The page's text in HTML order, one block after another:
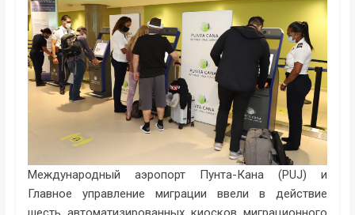
Международный аэропорт Пунта-Кана (PUJ) и
Главное управление миграции ввели в действие